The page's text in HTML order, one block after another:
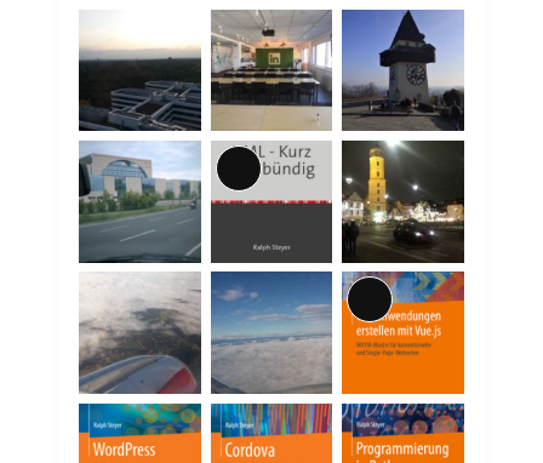
Lange
Beschreibung
Lange
Beschreibung